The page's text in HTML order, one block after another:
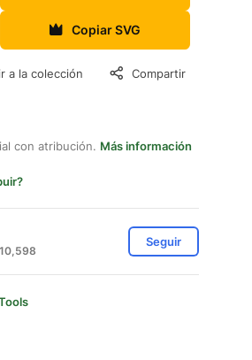
Copiar SVG
a la colección Compartir
con atribución. Más información
Seguir